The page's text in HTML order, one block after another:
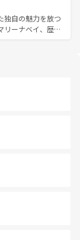
も異なる楽しみ
、仏教を中心とし
る旅人を魅了し続
ポットが密集し
魅力。息をのむよ
存分に楽しみ尽く
独自の魅力を放つ
リーナベイ、歴史
せないスポット